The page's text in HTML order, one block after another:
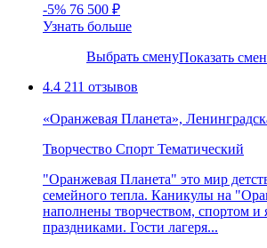
-5% 76 500 ₽
Узнать больше
Выбрать сменуПоказать
4.4 211 отзывов
«Оранжевая Планета»,
Творчество Спорт Тематический
"Оранжевая Планета" это мир
семейного тепла. Каникулы на
наполнены творчеством, спортом и
праздниками. Гости лагеря...